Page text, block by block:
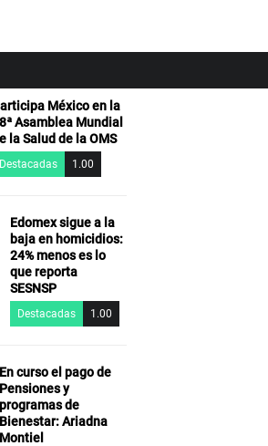
México en la
Asamblea Mundial
la Salud de la OMS
Destacadas 1.00
Edomex sigue a la
baja en homicidios:
24% menos es lo
que reporta
SESNSP
Destacadas 1.00
En curso el pago de
Pensiones y
programas de
Bienestar: Ariadna
Montiel